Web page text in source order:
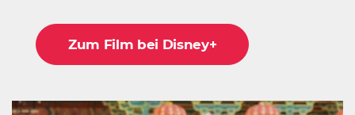
Zum Film bei Disney+